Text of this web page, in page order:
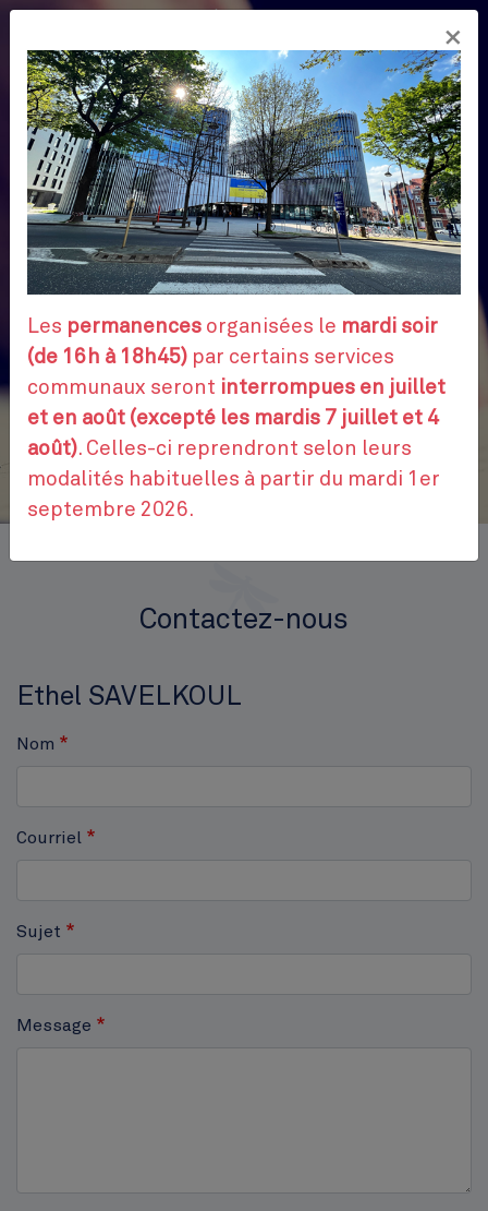
Aller
contenu
principal
FR
Contactez-nous
Ethel SAVELKOUL
Nom
Courriel
Sujet
Message
×
Les permanences organisées le mardi soir
(de 16h à 18h45) par certains services
communaux seront interrompues en juillet
et en août (excepté les mardis 7 juillet et 4
août). Celles-ci reprendront selon leurs
modalités habituelles à partir du mardi 1er
septembre 2026.